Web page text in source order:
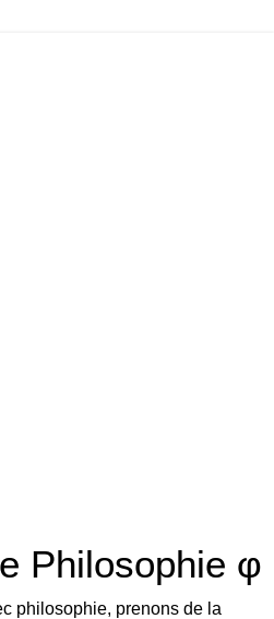
Philosophie φ
philosophie, prenons de la